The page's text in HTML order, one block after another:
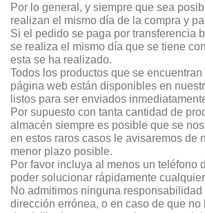
Por lo general, y siempre que sea
realizan el mismo día de la compra y
Si el pedido se paga por transferencia
se realiza el mismo día que se tiene
esta se ha realizado.
Todos los productos que se
página web están disponibles en
listos para ser enviados
Por supuesto con tanta cantidad de
almacén siempre es posible que se
en estos raros casos le avisaremos de
menor plazo posible.
Por favor incluya al menos un teléfono
poder solucionar rápidamente
No admitimos ninguna responsabilidad
dirección errónea, o en caso de que no